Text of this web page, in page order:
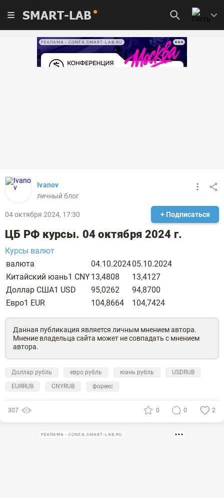
SMART-LAB
РЕКЛАМА • CONFA.SMART-LAB.RU
Ivanov
личный блог
04 октября 2024, 17:30 + Подписаться
ЦБ РФ курсы. 04 октября 2024 г.
Курсы валют
валюта
04.10.202405.10.2024
Китайский юань1 CNY13,4808
13,4127
Доллар США1 USD
95,0262
94,8700
Евро1 EUR
104,8664 104,7424
Данная публикация является личным мнением автора.
Мнение владельца сайта может не совпадать с мнением
автора.
Доллар рубль евро рубль юань рубль
USDRUB
EURRUB
CNYRUB форекс
307 0 0 2
РЕКЛАМА • CONFA.SMART-LAB.RU